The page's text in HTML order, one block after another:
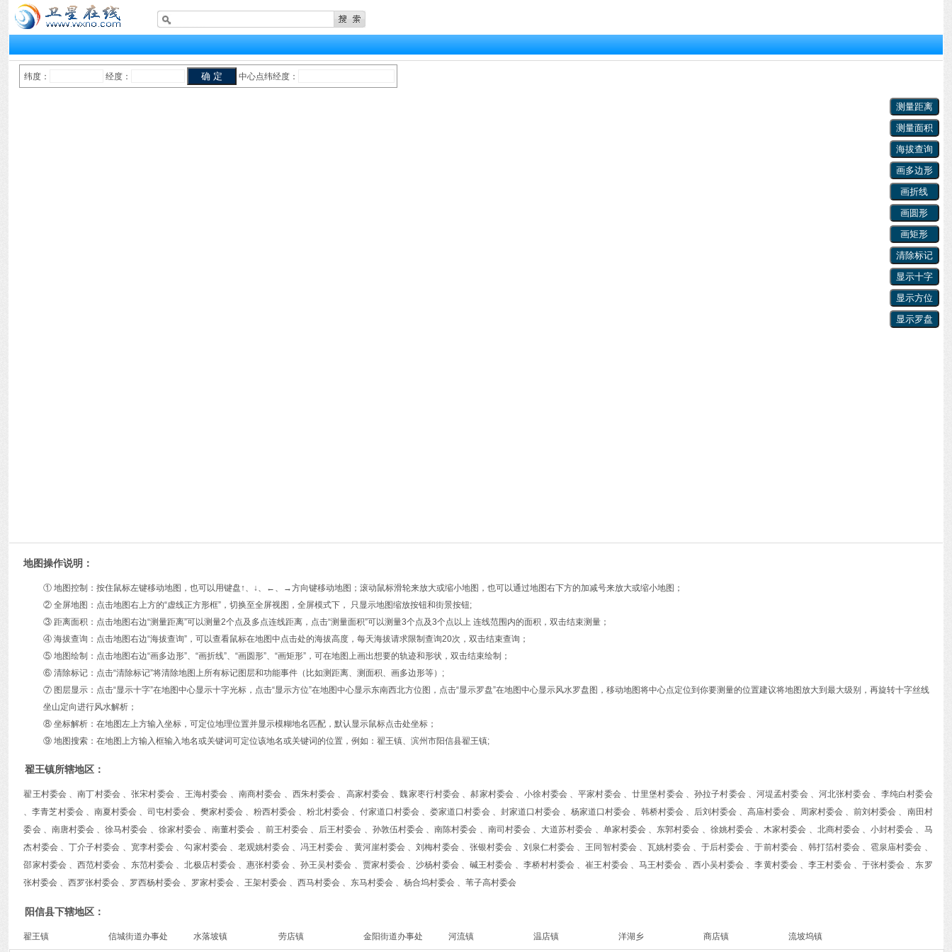
纬度： 经度： 中心点纬经度：
地图操作说明：
① 地图控制：按住鼠标左键移动地图，也可以用键盘↑、↓、←、→方向键移动地图；滚动鼠标滑轮来放大或缩小地图，也可以通过地图右下方的加减号来放大或缩小地图；
② 全屏地图：点击地图右上方的“虚线正方形框”，切换至全屏视图，全屏模式下， 只显示地图缩放按钮和街景按钮;
③ 距离面积：点击地图右边“测量距离”可以测量2个点及多点连线距离，点击“测量面积”可以测量3个点及3个点以上 连线范围内的面积，双击结束测量；
④ 海拔查询：点击地图右边“海拔查询”，可以查看鼠标在地图中点击处的海拔高度，每天海拔请求限制查询20次，双击结束查询；
⑤ 地图绘制：点击地图右边“画多边形”、“画折线”、“画圆形”、“画矩形”，可在地图上画出想要的轨迹和形状，双击结束绘制；
⑥ 清除标记：点击“清除标记”将清除地图上所有标记图层和功能事件（比如测距离、测面积、画多边形等）;
⑦ 图层显示：点击“显示十字”在地图中心显示十字光标，点击“显示方位”在地图中心显示东南西北方位图，点击“显示罗盘”在地图中心显示风水罗盘图，移动地图将中心点定位到你要测量的位置建议将地图放大到最大级别，再旋转十字丝线
坐山定向进行风水解析；
⑧ 坐标解析：在地图左上方输入坐标，可定位地理位置并显示模糊地名匹配，默认显示鼠标点击处坐标；
⑨ 地图搜索：在地图上方输入框输入地名或关键词可定位该地名或关键词的位置，例如：翟王镇、滨州市阳信县翟王镇;
翟王镇所辖地区：
翟王村委会 、南丁村委会 、张宋村委会 、王海村委会 、南商村委会 、西朱村委会 、高家村委会 、魏家枣行村委会 、郝家村委会 、小徐村委会 、平家村委会 、廿里堡村委会 、孙拉子村委会 、河堤孟村委会 、河北张村委会 、李纯白村委会
、李青芝村委会 、南夏村委会 、司屯村委会 、樊家村委会 、粉西村委会 、粉北村委会 、付家道口村委会 、娄家道口村委会 、封家道口村委会 、杨家道口村委会 、韩桥村委会 、后刘村委会 、高庙村委会 、周家村委会 、前刘村委会 、南田村
委会 、南唐村委会 、徐马村委会 、徐家村委会 、南董村委会 、前王村委会 、后王村委会 、孙敦伍村委会 、南陈村委会 、南司村委会 、大道苏村委会 、单家村委会 、东郭村委会 、徐姚村委会 、木家村委会 、北商村委会 、小封村委会 、马
杰村委会 、丁介子村委会 、宽李村委会 、勾家村委会 、老观姚村委会 、冯王村委会 、黄河崖村委会 、刘梅村委会 、张银村委会 、刘泉仁村委会 、王同智村委会 、瓦姚村委会 、于后村委会 、于前村委会 、韩打箔村委会 、雹泉庙村委会 、
邵家村委会 、西范村委会 、东范村委会 、北极店村委会 、惠张村委会 、孙王吴村委会 、贾家村委会 、沙杨村委会 、碱王村委会 、李桥村村委会 、崔王村委会 、马王村委会 、西小吴村委会 、李黄村委会 、李王村委会 、于张村委会 、东罗
张村委会 、西罗张村委会 、罗西杨村委会 、罗家村委会 、王架村委会 、西马村委会 、东马村委会 、杨合坞村委会 、苇子高村委会
阳信县下辖地区：
翟王镇 信城街道办事处 水落坡镇 劳店镇 金阳街道办事处 河流镇 温店镇 洋湖乡 商店镇 流坡坞镇